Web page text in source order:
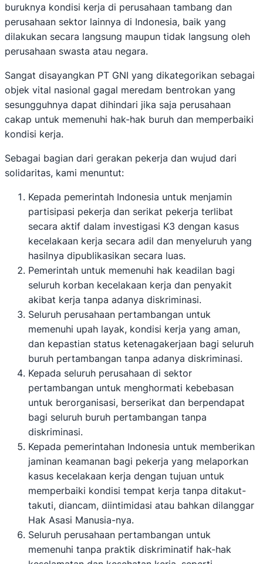
buruknya kondisi kerja di perusahaan tambang dan
perusahaan sektor lainnya di Indonesia, baik yang
dilakukan secara langsung maupun tidak langsung oleh
perusahaan swasta atau negara.
Sangat disayangkan PT GNI yang dikategorikan sebagai
objek vital nasional gagal meredam bentrokan yang
sesungguhnya dapat dihindari jika saja perusahaan
cakap untuk memenuhi hak-hak buruh dan memperbaiki
kondisi kerja.
Sebagai bagian dari gerakan pekerja dan wujud dari
solidaritas, kami menuntut:
Kepada pemerintah Indonesia untuk menjamin
partisipasi pekerja dan serikat pekerja terlibat
secara aktif dalam investigasi K3 dengan kasus
kecelakaan kerja secara adil dan menyeluruh yang
hasilnya dipublikasikan secara luas.
Pemerintah untuk memenuhi hak keadilan bagi
seluruh korban kecelakaan kerja dan penyakit
akibat kerja tanpa adanya diskriminasi.
Seluruh perusahaan pertambangan untuk
memenuhi upah layak, kondisi kerja yang aman,
dan kepastian status ketenagakerjaan bagi seluruh
buruh pertambangan tanpa adanya diskriminasi.
Kepada seluruh perusahaan di sektor
pertambangan untuk menghormati kebebasan
untuk berorganisasi, berserikat dan berpendapat
bagi seluruh buruh pertambangan tanpa
diskriminasi.
Kepada pemerintahan Indonesia untuk memberikan
jaminan keamanan bagi pekerja yang melaporkan
kasus kecelakaan kerja dengan tujuan untuk
memperbaiki kondisi tempat kerja tanpa ditakut-
takuti, diancam, diintimidasi atau bahkan dilanggar
Hak Asasi Manusia-nya.
Seluruh perusahaan pertambangan untuk
memenuhi tanpa praktik diskriminatif hak-hak